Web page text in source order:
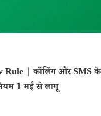
Rule | कॉलिंग और SMS के
1 मई से लागू